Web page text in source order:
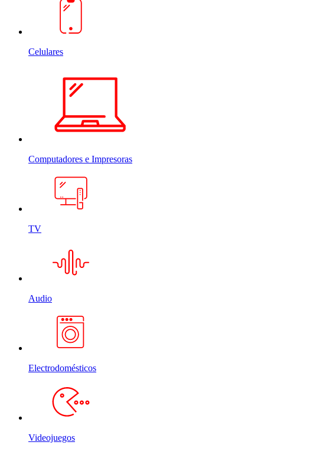
Celulares
Computadores e Impresoras
TV
Audio
Electrodomésticos
Videojuegos